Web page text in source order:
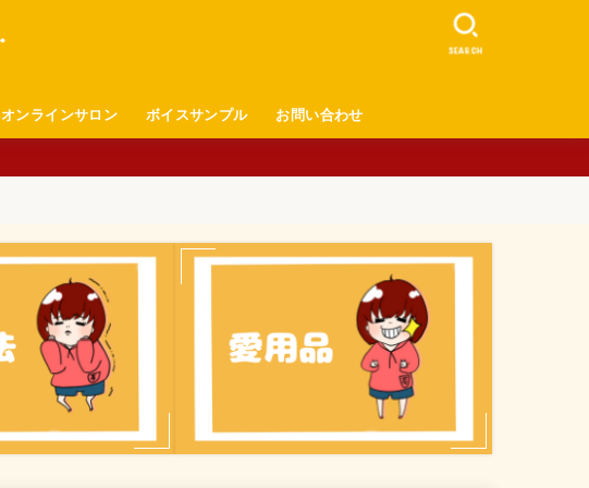
オンラインサロン ボイスサンプル お問い合わせ
SEARCH